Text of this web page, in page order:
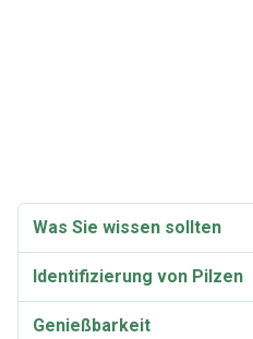
Was Sie wissen sollten
Identifizierung von Pilzen
Genießbarkeit